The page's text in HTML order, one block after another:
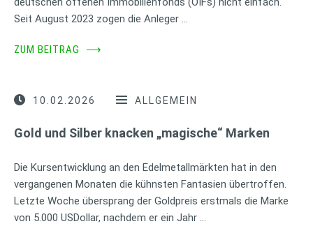
Seit August 2023 zogen die Anleger …
ZUM BEITRAG ⟶
10.02.2026 ALLGEMEIN
Gold und Silber knacken „magische“ Marken
Die Kursentwicklung an den Edelmetallmärkten hat in den
vergangenen Monaten die kühnsten Fantasien übertroffen.
Letzte Woche übersprang der Goldpreis erstmals die Marke
von 5.000 USDollar, nachdem er ein Jahr …